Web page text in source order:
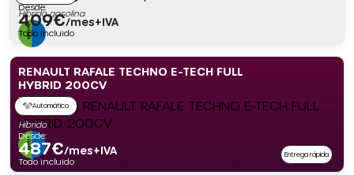
Híbrido gasolina
Desde:
409€/mes+IVA
Todo incluido
RENAULT RAFALE TECHNO E-TECH FULL
HYBRID 200CV
Automático
Híbrido
Desde:
487€/mes+IVA
Todo incluido
Entrega rápida